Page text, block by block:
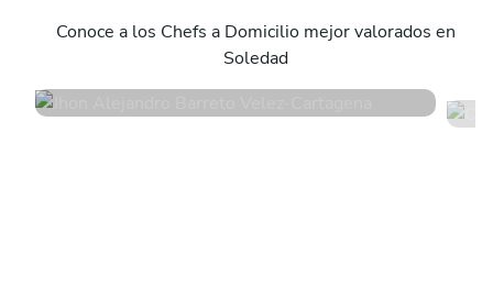
Conoce a los Chefs a Domicilio mejor valorados en
Soledad
Cartagena
1216 servicios